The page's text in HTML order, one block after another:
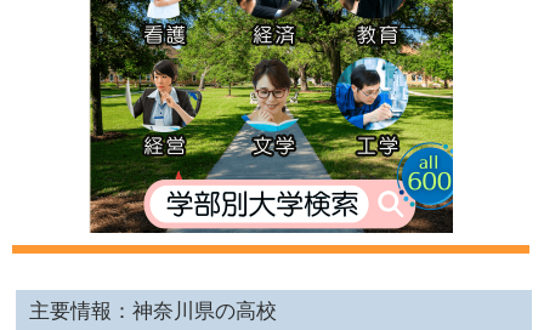
主要情報：神奈川県の高校